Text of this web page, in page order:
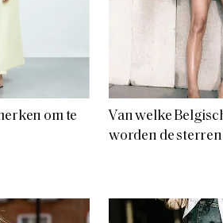
om te
Van welke
worden de sterren